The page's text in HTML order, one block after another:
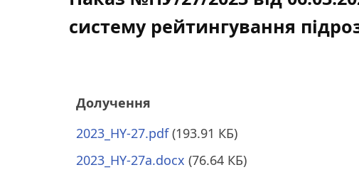
систему рейтингування
Долучення
2023_HY-27.pdf (193.91 КБ)
2023_HY-27a.docx (76.64 КБ)